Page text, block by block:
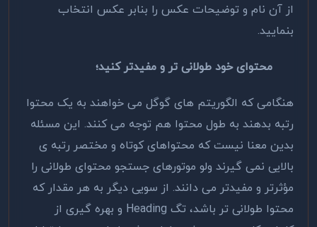
از آن نام و توضیحات عکس را بنابر عکس انتخاب
بنمایید.
محتوای خود طولانی تر و مفیدتر کنید؛
هنگامی که الگوریتم های گوگل می خواهند به یک محتوا
رتبه بدهند به طول محتوا هم توجه می کنند. این مسئله
بدین معنا نیست که محتواهای کوتاه و مختصر رتبه ی
بالایی نمی گیرند ولو موتورهای جستجو محتوای طولانی را
مؤثرتر و مفیدتر می دانند. از سویی دیگر به هر مقدار که
محتوا طولانی تر باشد، تگ Heading و بهره‌ گیری از